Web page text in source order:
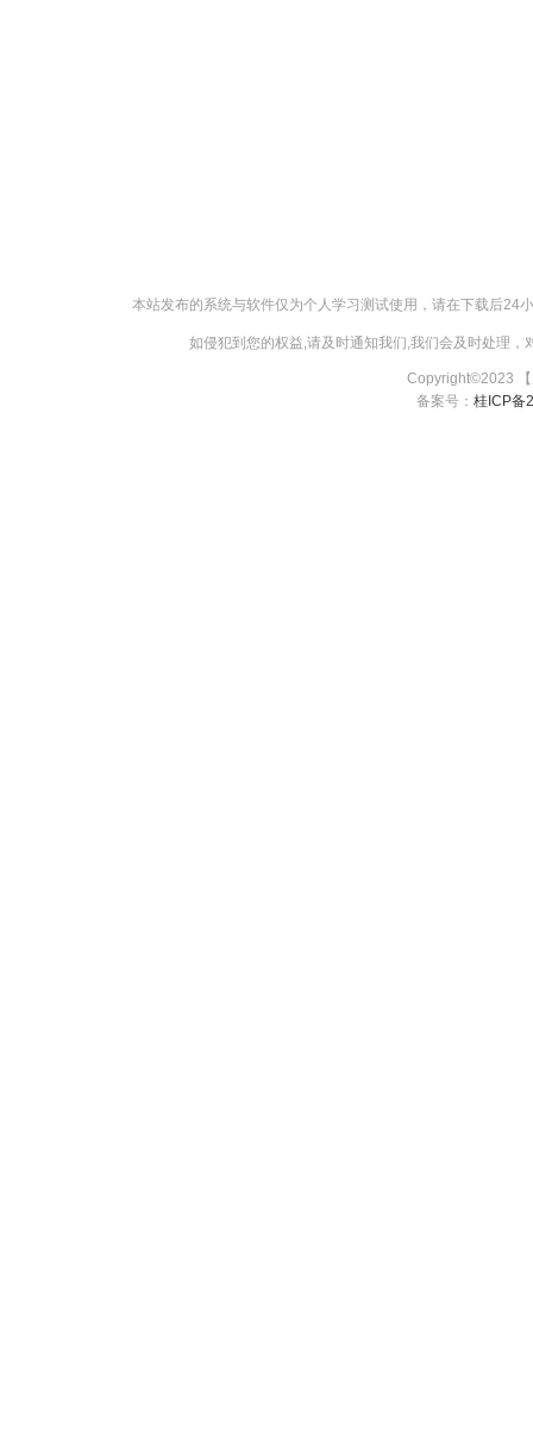
本站发布的系统与软件仅为个人学习测试使用，请在下载后24
如侵犯到您的权益,请及时通知我们,我们会及时处理
Copyright©2023
备案号： 桂ICP备